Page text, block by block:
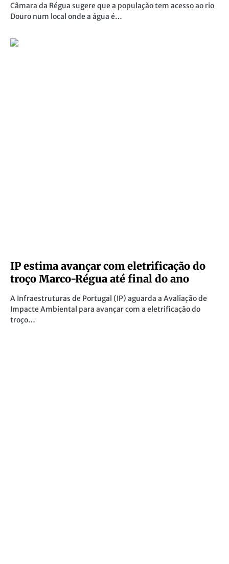
Câmara da Régua sugere que a população tem acesso ao rio
Douro num local onde a água é…
IP estima avançar com eletrificação do
troço Marco-Régua até final do ano
A Infraestruturas de Portugal (IP) aguarda a Avaliação de
Impacte Ambiental para avançar com a eletrificação do
troço…